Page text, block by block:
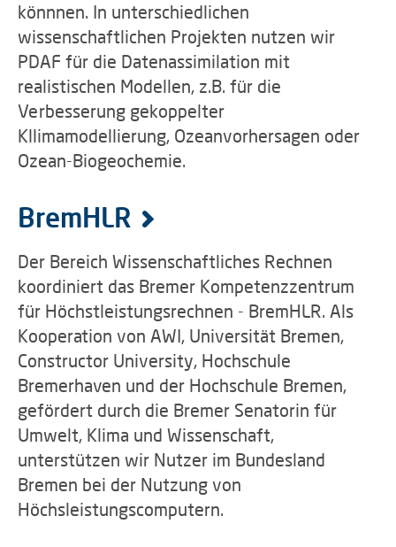
könnnen. In unterschiedlichen
wissenschaftlichen Projekten nutzen wir
PDAF für die Datenassimilation mit
realistischen Modellen, z.B. für die
Verbesserung gekoppelter
Kllimamodellierung, Ozeanvorhersagen oder
Ozean-Biogeochemie.
BremHLR
Der Bereich Wissenschaftliches Rechnen
koordiniert das Bremer Kompetenzzentrum
für Höchstleistungsrechnen - BremHLR. Als
Kooperation von AWI, Universität Bremen,
Constructor University, Hochschule
Bremerhaven und der Hochschule Bremen,
gefördert durch die Bremer Senatorin für
Umwelt, Klima und Wissenschaft,
unterstützen wir Nutzer im Bundesland
Bremen bei der Nutzung von
Höchsleistungscomputern.